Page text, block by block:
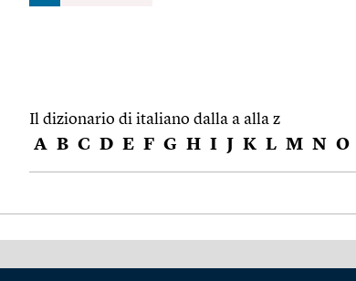
Il dizionario di italiano dalla a alla z
A B C D E F G H I J K L M N O